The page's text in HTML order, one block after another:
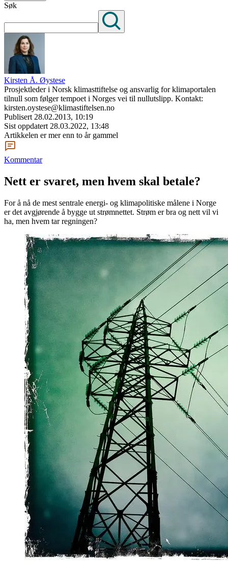
Søk
Kirsten Å. Øystese
Prosjektleder i Norsk klimasttiftelse og ansvarlig for klimaportalen
tilnull som følger tempoet i Norges vei til nullutslipp. Kontakt:
kirsten.oystese@klimastiftelsen.no
Publisert 28.02.2013, 10:19
Sist oppdatert 28.03.2022, 13:48
Artikkelen er mer enn to år gammel
Kommentar
Nett er svaret, men hvem skal betale?
For å nå de mest sentrale energi- og klimapolitiske målene i Norge
er det avgjørende å bygge ut strømnettet. Strøm er bra og nett vil vi
ha, men hvem tar regningen?